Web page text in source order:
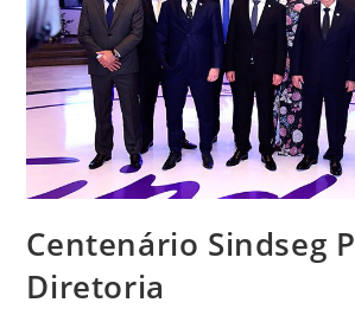
Centenário Sindseg
Diretoria